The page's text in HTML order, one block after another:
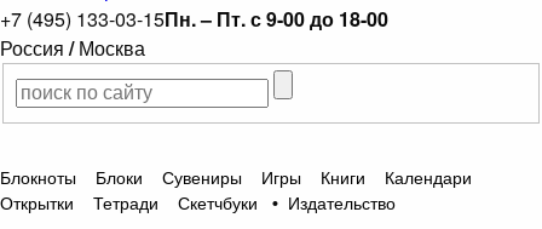
+7 (495) 133-03-15Пн. – Пт. с 9-00 до 18-00
Россия / Москва
Блокноты Блоки Сувениры Игры Книги
Календари
Открытки
Тетради Скетчбуки • Издательство